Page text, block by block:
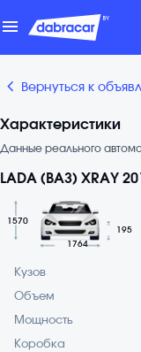
menu
chevron_backward Вернуться к
Характеристики
Данные реального
LADA (ВАЗ) XRAY
1764
1570
195
Кузов
Объем
Мощность
Коробка